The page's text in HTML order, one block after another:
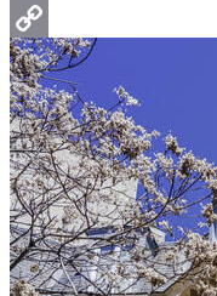
Email
Copy
Link